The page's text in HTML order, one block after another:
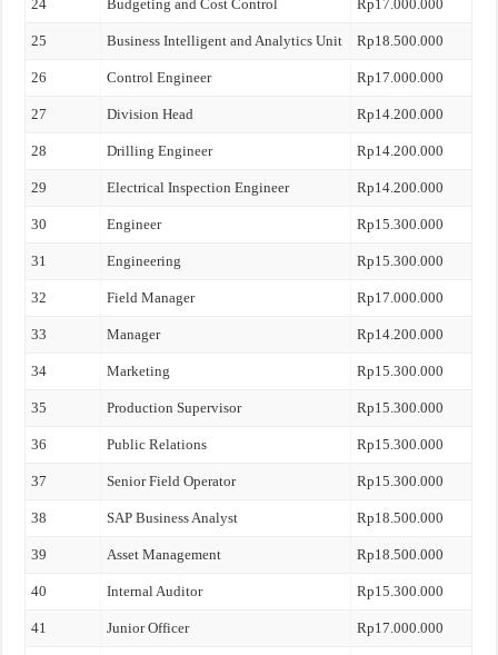
24 Budgeting and Cost Control Rp17.000.000
25 Business Intelligent and Analytics Unit Rp18.500.000
26 Control Engineer Rp17.000.000
27 Division Head Rp14.200.000
28 Drilling Engineer Rp14.200.000
29 Electrical Inspection Engineer Rp14.200.000
30 Engineer Rp15.300.000
31 Engineering Rp15.300.000
32 Field Manager Rp17.000.000
33 Manager Rp14.200.000
34 Marketing Rp15.300.000
35 Production Supervisor Rp15.300.000
36 Public Relations Rp15.300.000
37 Senior Field Operator Rp15.300.000
38 SAP Business Analyst Rp18.500.000
39 Asset Management Rp18.500.000
40 Internal Auditor Rp15.300.000
41 Junior Officer Rp17.000.000